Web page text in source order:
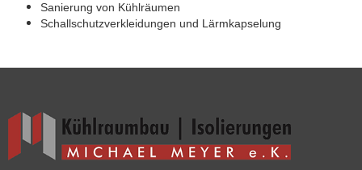
Sanierung von Kühlräumen
Schallschutzverkleidungen und Lärmkapselung